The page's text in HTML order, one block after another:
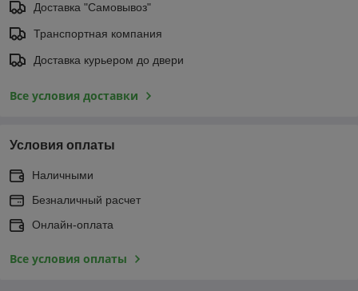
Доставка "Самовывоз"
Транспортная компания
Доставка курьером до двери
Все условия доставки
Условия оплаты
Наличными
Безналичный расчет
Онлайн-оплата
Все условия оплаты